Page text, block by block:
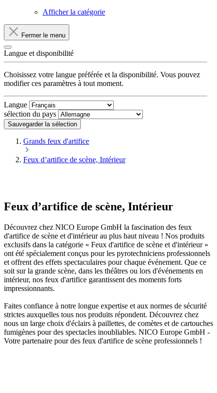
Afficher la catégorie
Fermer le menu
Langue et disponibilité
Choisissez votre langue préférée et la disponibilité. Vous pouvez
modifier ces paramètres à tout moment.
Langue
sélection du pays
Sauvegarder la sélection
Grands feux d'artifice
Feux d’artifice de scène, Intérieur
Feux d’artifice de scène, Intérieur
Découvrez chez NICO Europe GmbH la fascination des feux
d'artifice de scène et d'intérieur au plus haut niveau ! Nos produits
exclusifs dans la catégorie « Feux d'artifice de scène et d'intérieur »
ont été spécialement conçus pour les pyrotechniciens professionnels
et offrent des effets spectaculaires pour chaque événement. Que ce
soit sur la grande scène, dans les théâtres ou lors d'événements en
intérieur, nos feux d'artifice garantissent des moments forts
impressionnants.
Faites confiance à notre longue expertise et aux normes de sécurité
strictes auxquelles tous nos produits répondent. Découvrez chez
nous un large choix d'éclairs à paillettes, de comètes et de cartouches
fumigènes pour des spectacles inoubliables. NICO Europe GmbH -
Votre partenaire pour des feux d'artifice de scène professionnels !